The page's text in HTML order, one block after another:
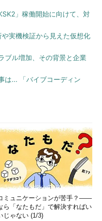
」稼働開始に向けて、対
実機検証から見えた仮想化
ブル増加、その背景と企業
は... 「バイブコーディン
ミュニケーションが苦手？――
ら「なたもだ」で解決すればい
じゃない (1/3)